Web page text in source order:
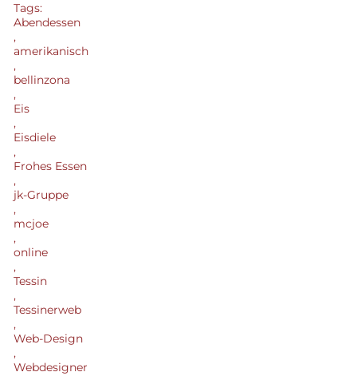
Tags:
Abendessen
,
amerikanisch
,
bellinzona
,
Eis
,
Eisdiele
,
Frohes Essen
,
jk-Gruppe
,
mcjoe
,
online
,
Tessin
,
Tessinerweb
,
Web-Design
,
Webdesigner